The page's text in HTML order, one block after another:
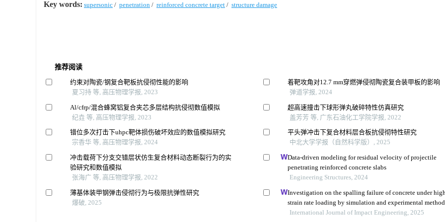
Key words: supersonic / penetration / reinforced concrete target / structure damage
推荐阅读
约束对陶瓷/钢复合靶板抗侵彻性能的影响
夏习持 等, 高压物理学报, 2023
Al/cfrp/混合蜂窝铝复合夹芯多层结构抗侵彻数值模拟
纪垚 等, 高压物理学报, 2023
错位多次打击下uhpc靶体损伤破坏效应的数值模拟研究
宗香华 等, 高压物理学报, 2024
冲击载荷下分支交错层状仿生复合材料动态断裂行为的实
验研究和数值模拟
张海广 等, 高压物理学报, 2022
薄基体装甲钢弹击侵彻行为与极限抗弹性研究
爆破, 2025
着靶攻角对12.7 mm穿燃弹侵彻陶瓷复合装甲板的影响
弹道学报, 2024
超高速撞击下球形弹丸破碎特性仿真研究
盖芳芳 等, 广东石油化工学院学报, 2022
平头弹冲击下复合材料层合板抗侵彻特性研究
中北大学学报（自然科学版）, 2025
Data-driven modeling for residual velocity of projectile
penetrating reinforced concrete slabs
Engineering Structures, 2024
Investigation on the spalling failure of concrete under
strain rate loading by simulation and experimental method
International Journal of Impact Engineering, 2025